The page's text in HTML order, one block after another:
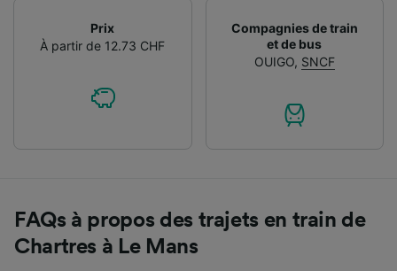
Prix
À partir de 12.73 CHF
Compagnies de train
et de bus
OUIGO, SNCF
FAQs à propos des trajets en train de
Chartres à Le Mans